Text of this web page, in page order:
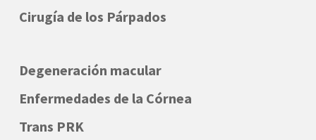
Cirugía de los Párpados
Degeneración macular
Enfermedades de la Córnea
Trans PRK